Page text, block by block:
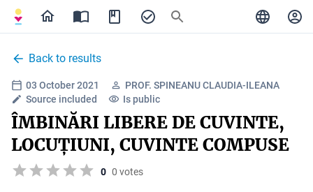
Back to results
03 October 2021
PROF. SPINEANU CLAUDIA-ILEANA
Source included
Is public
ÎMBINĂRI LIBERE DE CUVINTE,
LOCUȚIUNI, CUVINTE COMPUSE
0 0 votes